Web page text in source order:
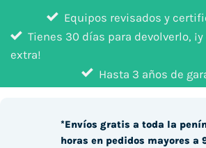
Equipos revisados y
Tienes 30 días para devolverlo,
extra!
Hasta 3 años de
*Envíos gratis a toda la
horas en pedidos mayores a